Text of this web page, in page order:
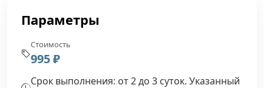
Параметры
Стоимость
995 ₽
Срок выполнения: от 2 до 3 суток. Указанный